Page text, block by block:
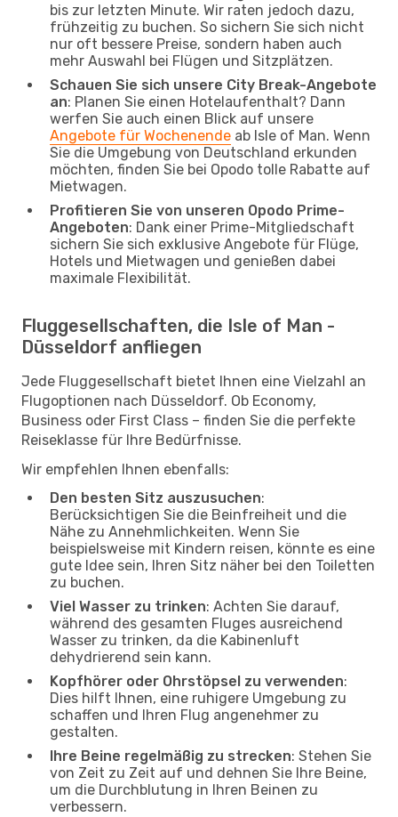
bis zur letzten Minute. Wir raten jedoch dazu,
frühzeitig zu buchen. So sichern Sie sich nicht
nur oft bessere Preise, sondern haben auch
mehr Auswahl bei Flügen und Sitzplätzen.
Schauen Sie sich unsere City Break-Angebote
an: Planen Sie einen Hotelaufenthalt? Dann
werfen Sie auch einen Blick auf unsere
Angebote für Wochenende ab Isle of Man. Wenn
Sie die Umgebung von Deutschland erkunden
möchten, finden Sie bei Opodo tolle Rabatte auf
Mietwagen.
Profitieren Sie von unseren Opodo Prime-
Angeboten: Dank einer Prime-Mitgliedschaft
sichern Sie sich exklusive Angebote für Flüge,
Hotels und Mietwagen und genießen dabei
maximale Flexibilität.
Fluggesellschaften, die Isle of Man -
Düsseldorf anfliegen
Jede Fluggesellschaft bietet Ihnen eine Vielzahl an
Flugoptionen nach Düsseldorf. Ob Economy,
Business oder First Class – finden Sie die perfekte
Reiseklasse für Ihre Bedürfnisse.
Wir empfehlen Ihnen ebenfalls:
Den besten Sitz auszusuchen:
Berücksichtigen Sie die Beinfreiheit und die
Nähe zu Annehmlichkeiten. Wenn Sie
beispielsweise mit Kindern reisen, könnte es eine
gute Idee sein, Ihren Sitz näher bei den Toiletten
zu buchen.
Viel Wasser zu trinken: Achten Sie darauf,
während des gesamten Fluges ausreichend
Wasser zu trinken, da die Kabinenluft
dehydrierend sein kann.
Kopfhörer oder Ohrstöpsel zu verwenden:
Dies hilft Ihnen, eine ruhigere Umgebung zu
schaffen und Ihren Flug angenehmer zu
gestalten.
Ihre Beine regelmäßig zu strecken: Stehen Sie
von Zeit zu Zeit auf und dehnen Sie Ihre Beine,
um die Durchblutung in Ihren Beinen zu
verbessern.